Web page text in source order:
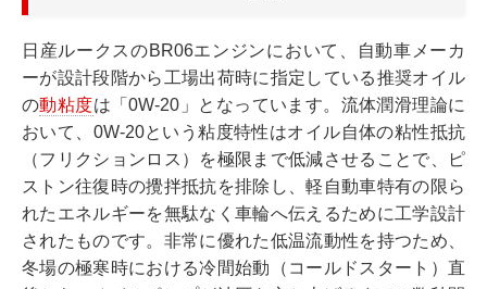
日産ルークスのBR06エンジンにおいて、自動車メーカ
ーが設計段階から工場出荷時に指定している推奨オイル
の動粘度は「0W-20」となっています。流体潤滑理論に
おいて、0W-20という粘度特性はオイル自体の粘性抵抗
（フリクションロス）を極限まで低減させることで、ピ
ストン往復時の攪拌抵抗を排除し、軽自動車特有の限ら
れたエネルギーを無駄なく車輪へ伝えるために工学設計
されたものです。非常に優れた低温流動性を持つため、
冬場の極寒時における冷間始動（コールドスタート）直